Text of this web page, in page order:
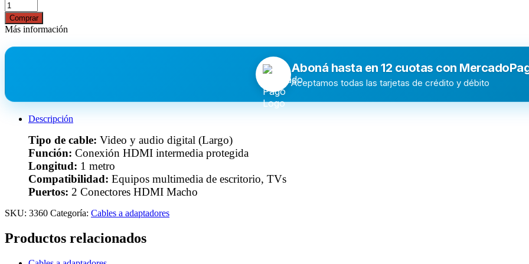
Comprar
Más información
Aboná hasta en 12 cuotas con
Aceptamos todas las tarjetas de crédito y débito
Descripción
Tipo de cable: Video y audio digital (Largo)
Función: Conexión HDMI intermedia protegida
Longitud: 1 metro
Compatibilidad: Equipos multimedia de escritorio, TVs
Puertos: 2 Conectores HDMI Macho
SKU: 3360 Categoría: Cables a adaptadores
Productos relacionados